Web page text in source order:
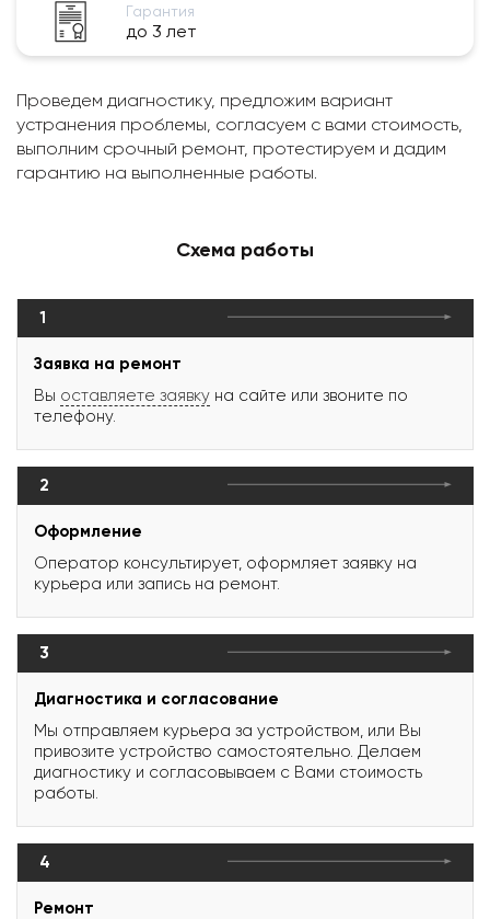
Гарантия
до 3 лет
Проведем диагностику, предложим вариант
устранения проблемы, согласуем с вами стоимость,
выполним срочный ремонт, протестируем и дадим
гарантию на выполненные работы.
Схема работы
1
Заявка на ремонт
Вы оставляете заявку на сайте или звоните по
телефону.
2
Оформление
Оператор консультирует, оформляет заявку на
курьера или запись на ремонт.
3
Диагностика и согласование
Мы отправляем курьера за устройством, или Вы
привозите устройство самостоятельно. Делаем
диагностику и согласовываем с Вами стоимость
работы.
4
Ремонт